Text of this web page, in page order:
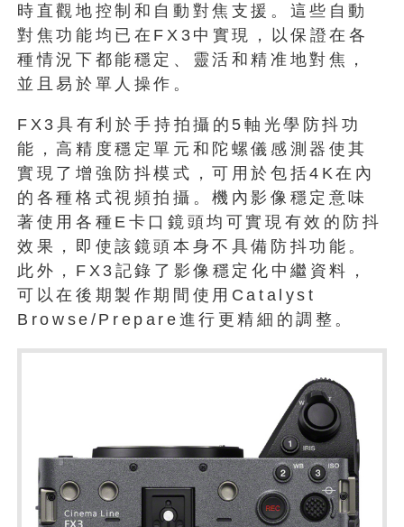
時直觀地控制和自動對焦支援。這些自動
對焦功能均已在FX3中實現，以保證在各
種情況下都能穩定、靈活和精准地對焦，
並且易於單人操作。
FX3具有利於手持拍攝的5軸光學防抖功
能，高精度穩定單元和陀螺儀感測器使其
實現了增強防抖模式，可用於包括4K在內
的各種格式視頻拍攝。機內影像穩定意味
著使用各種E卡口鏡頭均可實現有效的防抖
效果，即使該鏡頭本身不具備防抖功能。
此外，FX3記錄了影像穩定化中繼資料，
可以在後期製作期間使用Catalyst
Browse/Prepare進行更精細的調整。